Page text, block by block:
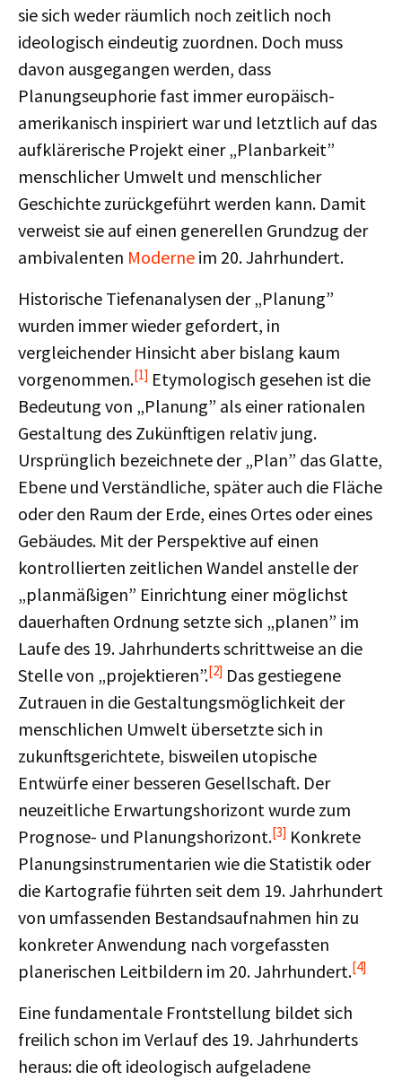
sie sich weder räumlich noch zeitlich noch
ideologisch eindeutig zuordnen. Doch muss
davon ausgegangen werden, dass
Planungseuphorie fast immer europäisch-
amerikanisch inspiriert war und letztlich auf das
aufklärerische Projekt einer „Planbarkeit”
menschlicher Umwelt und menschlicher
Geschichte zurückgeführt werden kann. Damit
verweist sie auf einen generellen Grundzug der
ambivalenten Moderne im 20. Jahrhundert.
Historische Tiefenanalysen der „Planung”
wurden immer wieder gefordert, in
vergleichender Hinsicht aber bislang kaum
vorgenommen.[1] Etymologisch gesehen ist die
Bedeutung von „Planung” als einer rationalen
Gestaltung des Zukünftigen relativ jung.
Ursprünglich bezeichnete der „Plan” das Glatte,
Ebene und Verständliche, später auch die Fläche
oder den Raum der Erde, eines Ortes oder eines
Gebäudes. Mit der Perspektive auf einen
kontrollierten zeitlichen Wandel anstelle der
„planmäßigen” Einrichtung einer möglichst
dauerhaften Ordnung setzte sich „planen” im
Laufe des 19. Jahrhunderts schrittweise an die
Stelle von „projektieren”.[2] Das gestiegene
Zutrauen in die Gestaltungsmöglichkeit der
menschlichen Umwelt übersetzte sich in
zukunftsgerichtete, bisweilen utopische
Entwürfe einer besseren Gesellschaft. Der
neuzeitliche Erwartungshorizont wurde zum
Prognose- und Planungshorizont.[3] Konkrete
Planungsinstrumentarien wie die Statistik oder
die Kartografie führten seit dem 19. Jahrhundert
von umfassenden Bestandsaufnahmen hin zu
konkreter Anwendung nach vorgefassten
planerischen Leitbildern im 20. Jahrhundert.[4]
Eine fundamentale Frontstellung bildet sich
freilich schon im Verlauf des 19. Jahrhunderts
heraus: die oft ideologisch aufgeladene